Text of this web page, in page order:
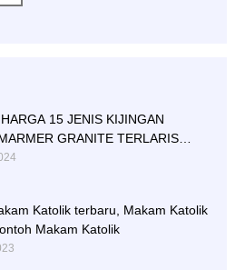
15 JENIS KIJINGAN
GRANITE TERLARIS
NYA
Katolik terbaru, Makam Katolik
Makam Katolik